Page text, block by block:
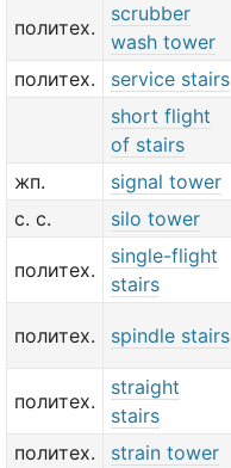
политех.
scrubber
wash tower
политех. service stairs
short flight
of stairs
жп. signal tower
с. с.
silo tower
политех.
single-flight
stairs
политех. spindle stairs
политех.
straight
stairs
политех. strain tower